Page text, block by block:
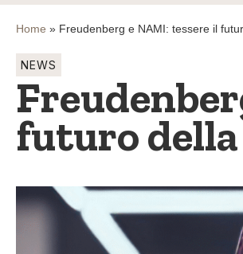
Home » Freudenberg e NAMI: tessere il
NEWS
futuro